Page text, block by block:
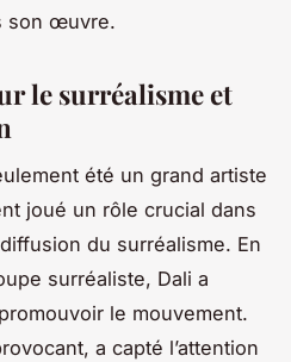
son œuvre.
le surréalisme et
été un grand artiste
joué un rôle crucial dans
du surréalisme. En
surréaliste, Dali a
le mouvement.
a capté l’attention